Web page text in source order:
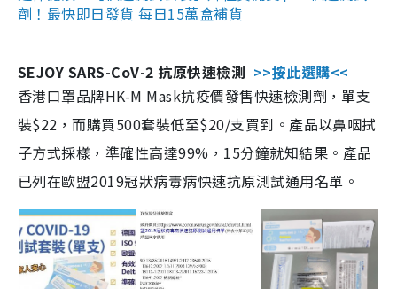
劑！最快即日發貨 每日15萬盒補貨
SEJOY SARS-CoV-2 抗原快速檢測 >>按此選購<<
香港口罩品牌HK-M Mask抗疫價發售快速檢測劑，單支
裝$22，而購買500套裝低至$20/支買到。產品以鼻咽拭
子方式採樣，準確性高達99%，15分鐘就知結果。產品
已列在歐盟2019冠狀病毒病快速抗原測試通用名單。